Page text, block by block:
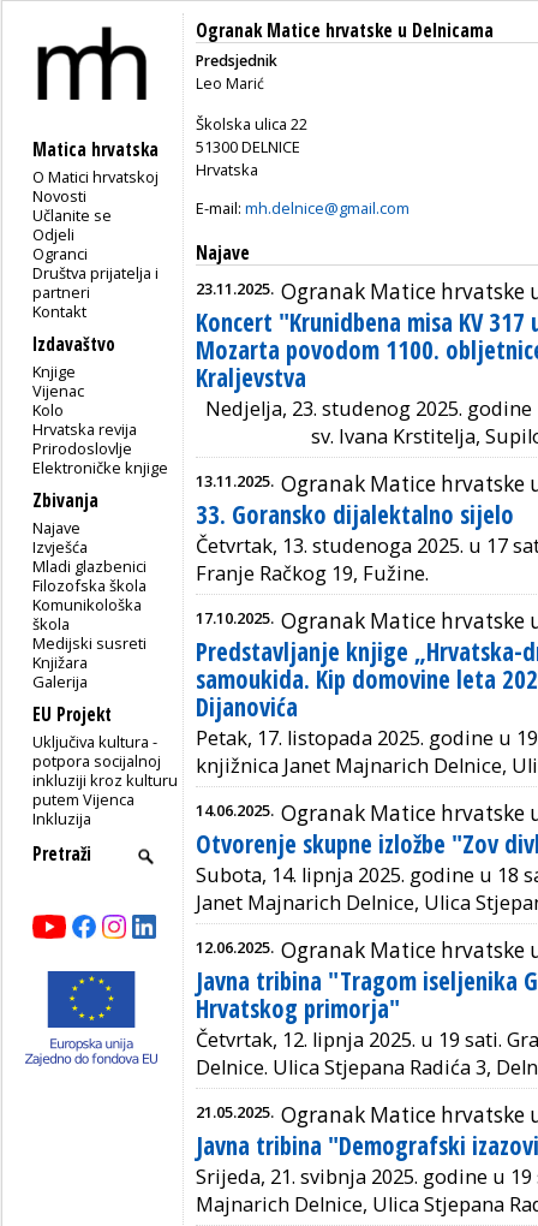
Matica hrvatska
O Matici hrvatskoj
Novosti
Učlanite se
Odjeli
Ogranci
Društva prijatelja i
partneri
Kontakt
Izdavaštvo
Knjige
Vijenac
Kolo
Hrvatska revija
Prirodoslovlje
Elektroničke knjige
Zbivanja
Najave
Izvješća
Mladi glazbenici
Filozofska škola
Komunikološka
škola
Medijski susreti
Knjižara
Galerija
EU Projekt
Uključiva kultura -
potpora socijalnoj
inkluziji kroz kulturu
putem Vijenca
Inkluzija
Ogranak Matice hrvatske u Delnicama
Predsjednik
Leo Marić
Školska ulica 22
51300 DELNICE
Hrvatska
E-mail: mh.delnice@gmail.com
Najave
23.11.2025. Ogranak Matice hrvatske
Koncert "Krunidbena misa KV 317
Mozarta povodom 1100.
Kraljevstva
Nedjelja, 23. studenog 2025.
sv. Ivana Krstitelja,
13.11.2025. Ogranak Matice hrvatske
33. Goransko dijalektalno sijelo
Četvrtak, 13. studenoga 2025. u 17
Franje Račkog 19, Fužine.
17.10.2025. Ogranak Matice hrvatske
Predstavljanje knjige „Hrvatska-
samoukida. Kip domovine leta
Dijanovića
Petak, 17. listopada 2025. godine u
knjižnica Janet Majnarich Delnice,
14.06.2025. Ogranak Matice hrvatske
Otvorenje skupne izložbe "Zov
Subota, 14. lipnja 2025. godine u 18
Janet Majnarich Delnice, Ulica
12.06.2025. Ogranak Matice hrvatske
Javna tribina "Tragom iseljenika
Hrvatskog primorja"
Četvrtak, 12. lipnja 2025. u 19 sati.
Delnice. Ulica Stjepana Radića 3,
21.05.2025. Ogranak Matice hrvatske
Javna tribina "Demografski
Srijeda, 21. svibnja 2025. godine u
Majnarich Delnice, Ulica Stjepana